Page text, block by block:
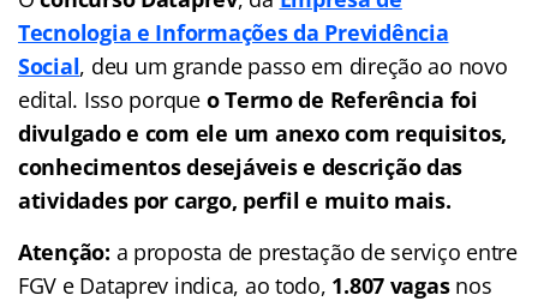
Tecnologia e Informações da Previdência
Social, deu um grande passo em direção ao novo
edital. Isso porque o Termo de Referência foi
divulgado e com ele um anexo com requisitos,
conhecimentos desejáveis e descrição das
atividades por cargo, perfil e muito mais.
Atenção: a proposta de prestação de serviço entre
FGV e Dataprev indica, ao todo, 1.807 vagasnos